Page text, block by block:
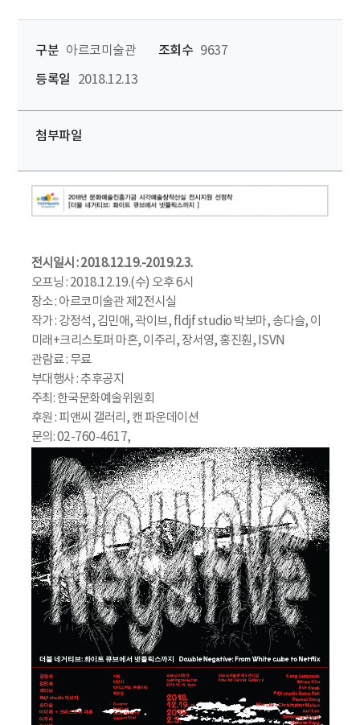
구분 아르코미술관 조회수 9637
등록일
2018.12.13
첨부파일
전시일시 : 2018.12.19.-2019.2.3.
오프닝 : 2018.12.19.(수) 오후 6시
장소 : 아르코미술관 제2전시실
작가 : 강정석, 김민애, 곽이브, fldjf studio 박보마, 송다슬, 이
미래+크리스토퍼 마혼, 이주리, 장서영, 홍진훤, ISVN
관람료 : 무료
부대행사 : 추후공지
주최: 한국문화예술위원회
후원 : 피앤씨 갤러리, 캔 파운데이션
문의: 02-760-4617,